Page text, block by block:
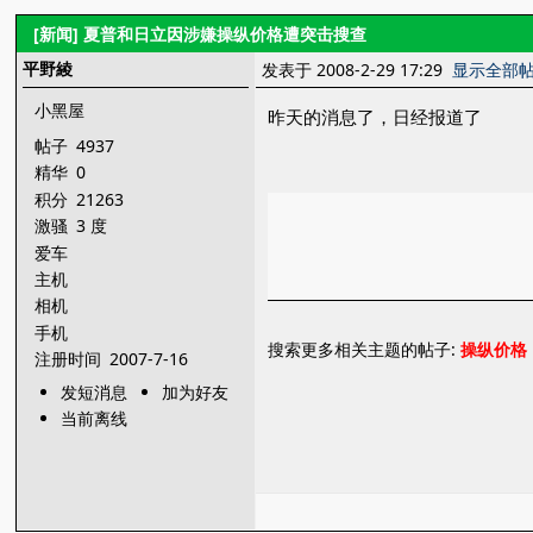
[新闻] 夏普和日立因涉嫌操纵价格遭突击搜查
平野綾
小黑屋
帖子 4937
精华 0
积分 21263
激骚 3 度
爱车
主机
相机
手机
注册时间 2007-7-16
发短消息
加为好友
当前离线
发表于 2008-2-29 17:29 显示全部
昨天的消息了，日经报道了
搜索更多相关主题的帖子:操纵价格